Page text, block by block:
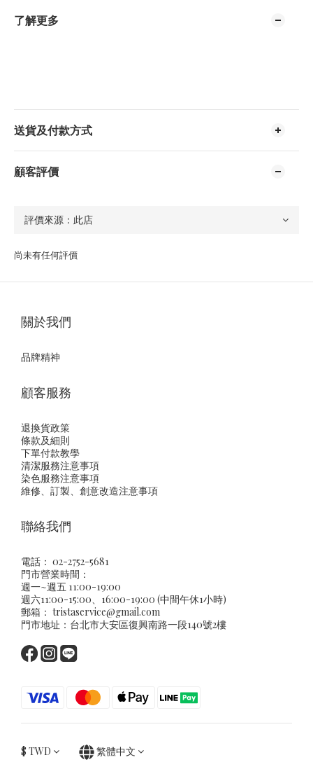
了解更多
送貨及付款方式
顧客評價
尚未有任何評價
關於我們
品牌精神
顧客服務
退換貨政策
條款及細則
下單付款教學
清潔服務注意事項
染色服務注意事項
維修、訂製、創意改造注意事項
聯絡我們
電話： 02-2752-5681
門市營業時間：
週一~週五 11:00-19:00
週六11:00-15:00、16:00-19:00 (中間午休1小時)
郵箱： tristaservice@gmail.com
門市地址：台北市大安區復興南路一段140號2樓
$ TWD 繁體中文